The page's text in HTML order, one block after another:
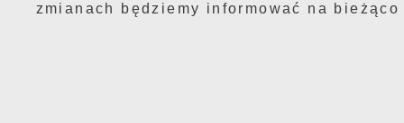
zmianach będziemy informować na